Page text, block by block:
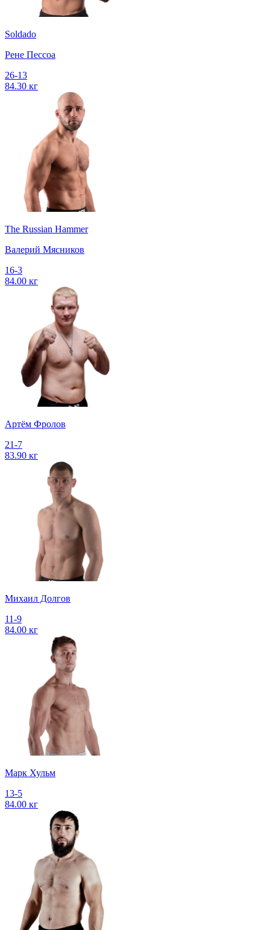
Soldado
Рене Пессоа
26-13
84.30 кг
The Russian Hammer
Валерий Мясников
16-3
84.00 кг
Артём Фролов
21-7
83.90 кг
Михаил Долгов
11-9
84.00 кг
Марк Хульм
13-5
84.00 кг